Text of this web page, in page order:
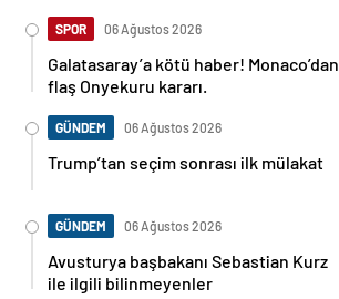
SPOR 06 Ağustos 2026
Galatasaray’a kötü haber! Monaco’dan
flaş Onyekuru kararı.
GÜNDEM 06 Ağustos 2026
Trump’tan seçim sonrası ilk mülakat
GÜNDEM 06 Ağustos 2026
Avusturya başbakanı Sebastian Kurz
ile ilgili bilinmeyenler